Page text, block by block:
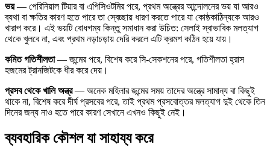
ভয়— পেরিনিয়াল টিয়ার বা এপিসিওটমির পরে, প্রথম অন্ত্রের আন্দোলনের ভয় যা আরও
ব্যথা বা ক্ষতির কারণ হতে পারে তা স্বেচ্ছায় ধারণ করতে পারে যা কোষ্ঠকাঠিন্যকে আরও
খারাপ করে। এই ভয়টি বোধগম্য কিন্তু সমাধান করা উচিত: সেলাই স্বাভাবিক মলত্যাগ
থেকে খুলবে না, এবং প্রথম নড়াচড়ায় দেরি করলে এটি ক্রমশ কঠিন হয়ে যায়।
কমিত গতিশীলতা— জন্মের পরে, বিশেষ করে সি-সেকশনের পরে, গতিশীলতা হ্রাস
হজমের ট্রানজিটকে ধীর করে দেয়।
প্রসব থেকে খালি অন্ত্র— অনেক মহিলার জন্মের সময় তাদের অন্ত্রে সামান্য বা কিছুই
থাকে না, বিশেষ করে দীর্ঘ প্রসবের পরে, তাই প্রথম প্রসবোত্তর মলত্যাগ দুই থেকে তিন
দিনের জন্য নাও হতে পারে কারণ সেখানে এখনও কিছুই নেই।
ব্যবহারিক কৌশল যা সাহায্য করে